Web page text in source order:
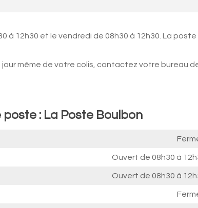
à 12h30 et le vendredi de 08h30 à 12h30. La
même de votre colis, contactez votre bureau
: La Poste Boulbon
Ouvert de 08h30 à
Ouvert de 08h30 à